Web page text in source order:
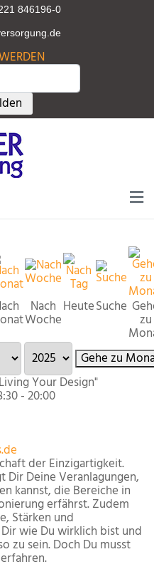
846196-0
e
2 or more characters for
Nach
Woche
HeuteSuche
zu
Gehe zu
Your Design"
- 20:00
der Einzigartigkeit.
Dir Deine Veranlagungen,
kannst, die Bereiche in
erfährst. Zudem
Stärken und
wie Du wirklich bist und
zu sein. Doch Du musst